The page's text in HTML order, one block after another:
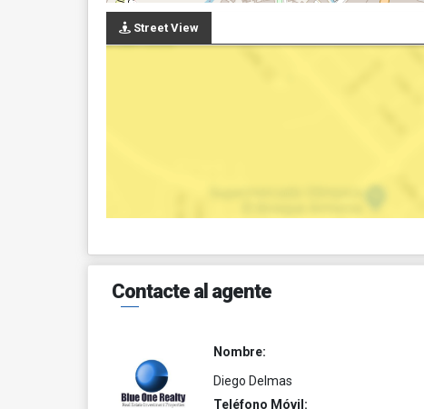
Street View
Contacte al agente
Nombre:
Diego Delmas
Teléfono Móvil: